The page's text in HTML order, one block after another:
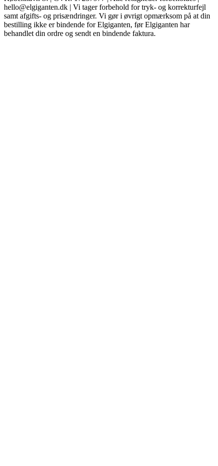
hello@elgiganten.dk | Vi tager forbehold for tryk- og korrekturfejl
samt afgifts- og prisændringer. Vi gør i øvrigt opmærksom på at din
bestilling ikke er bindende for Elgiganten, før Elgiganten har
behandlet din ordre og sendt en bindende faktura.